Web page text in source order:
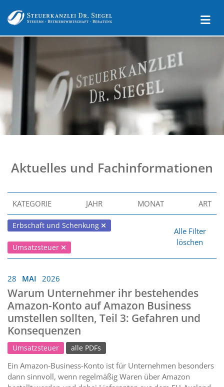
Aktuelles und Fachinformationen
KATEGORIE JAHR MONAT ART
Erbschaft und Schenkung
Umsatzsteuer
Alle Filter
löschen
28 MAI 2026
Warum Unternehmer ihr bestehendes
Amazon-Konto auf Amazon Business
umstellen sollten, Teil 3: Gefahren und
Konsequenzen
Umsatzsteuer alle PDFs
Ein Amazon-Business-Konto ist für Unternehmen besonders
dann sinnvoll, wenn regelmäßig Waren über Amazon